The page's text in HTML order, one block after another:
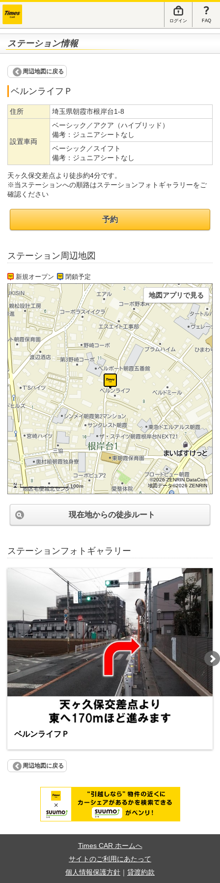
ログイン FAQ
ステーション情報
周辺地図に戻る
ベルンライフＰ
住所 埼玉県朝霞市根岸台1-8
設置車両
ベーシック／アクア（ハイブリッド）
備考： ジュニアシートなし
ベーシック／スイフト
備考： ジュニアシートなし
天ヶ久保交差点より徒歩約4分です。
※当ステーションへの順路はステーションフォトギャラリーをご
確認ください
予約
ステーション周辺地図
新規オープン 閉鎖予定
100m
©2026 ZENRIN DataCom
地図データ©2026 ZENRIN
地図アプリで見る
現在地からの徒歩ルート
ステーションフォトギャラリー
ベルンライフＰ
周辺地図に戻る
Times CAR ホームへ
サイトのご利用にあたって
個人情報保護方針
貸渡約款